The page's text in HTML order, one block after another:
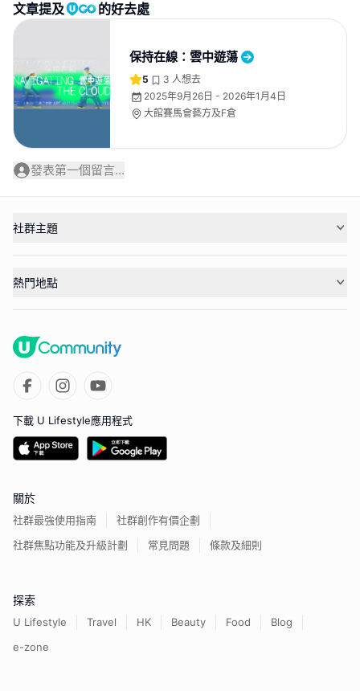
文章提及 的好去處
保持在線：雲中遊蕩
5 3 人想去
2025年9月26日 - 2026年1月4日
大館賽馬會藝方及F倉
發表第一個留言...
社群主題
熱門地點
下載 U Lifestyle應用程式
關於
社群最強使用指南
社群創作有價企劃
社群焦點功能及升級計劃
常見問題 條款及細則
探索
U Lifestyle Travel HK Beauty Food
Blog
e-zone